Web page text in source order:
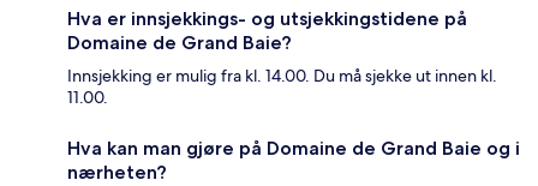
Hva er innsjekkings- og utsjekkingstidene på
Domaine de Grand Baie?
Innsjekking er mulig fra kl. 14.00. Du må sjekke ut innen kl.
11.00.
Hva kan man gjøre på Domaine de Grand Baie og i
nærheten?